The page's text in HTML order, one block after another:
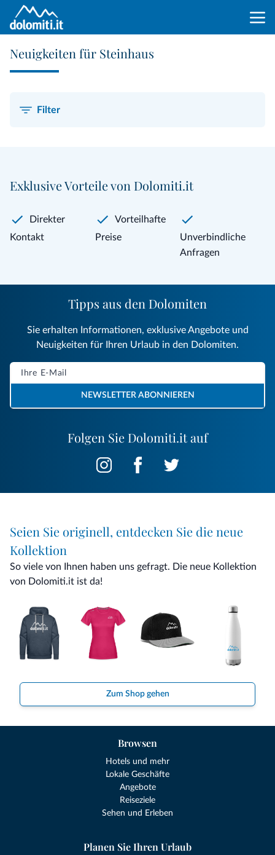
Neuigkeiten für Steinhaus
Filter
Exklusive Vorteile von Dolomiti.it
Direkter
Kontakt
Vorteilhafte
Preise
Unverbindliche
Anfragen
Folgen Sie Dolomiti.it auf
Tipps aus den Dolomiten
Sie erhalten Informationen, exklusive Angebote und
Neuigkeiten für Ihren Urlaub in den Dolomiten.
NEWSLETTER ABONNIEREN
Seien Sie originell, entdecken Sie die neue
Kollektion
So viele von Ihnen haben uns gefragt. Die neue Kollektion
von Dolomiti.it ist da!
Zum Shop gehen
Browsen
Hotels und mehr
Lokale Geschäfte
Angebote
Reiseziele
Sehen und Erleben
Planen Sie Ihren Urlaub